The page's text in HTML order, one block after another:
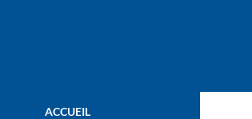
ACCUEIL